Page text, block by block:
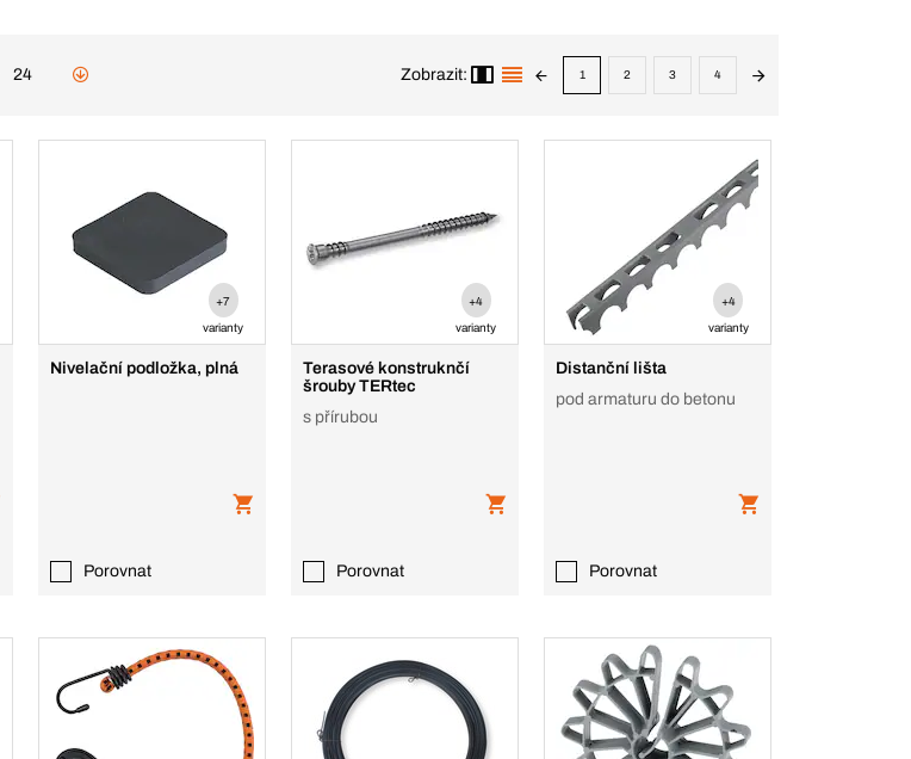
24 Zobrazit: 1 2 3 4
+7
varianty
Nivelační podložka, plná
Porovnat
+4
varianty
Terasové konstruknčí
šrouby TERtec
s přírubou
Porovnat
+4
varianty
Distanční lišta
pod armaturu do betonu
Porovnat